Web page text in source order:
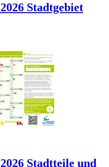
Stadtgebiet
Stadtteile und